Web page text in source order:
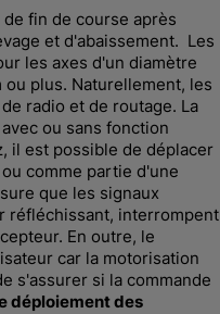
fin de course après
et d'abaissement. Les
les axes d'un diamètre
plus. Naturellement, les
radio et de routage. La
ou sans fonction
il est possible de déplacer
comme partie d'une
que les signaux
réfléchissant, interrompent
En outre, le
car la motorisation
s'assurer si la commande
déploiement des